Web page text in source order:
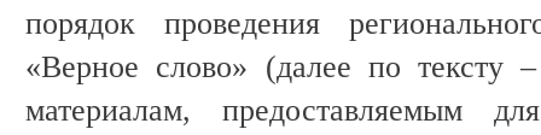
порядок проведения
«Верное слово» (далее по тексту
материалам, предоставляемым